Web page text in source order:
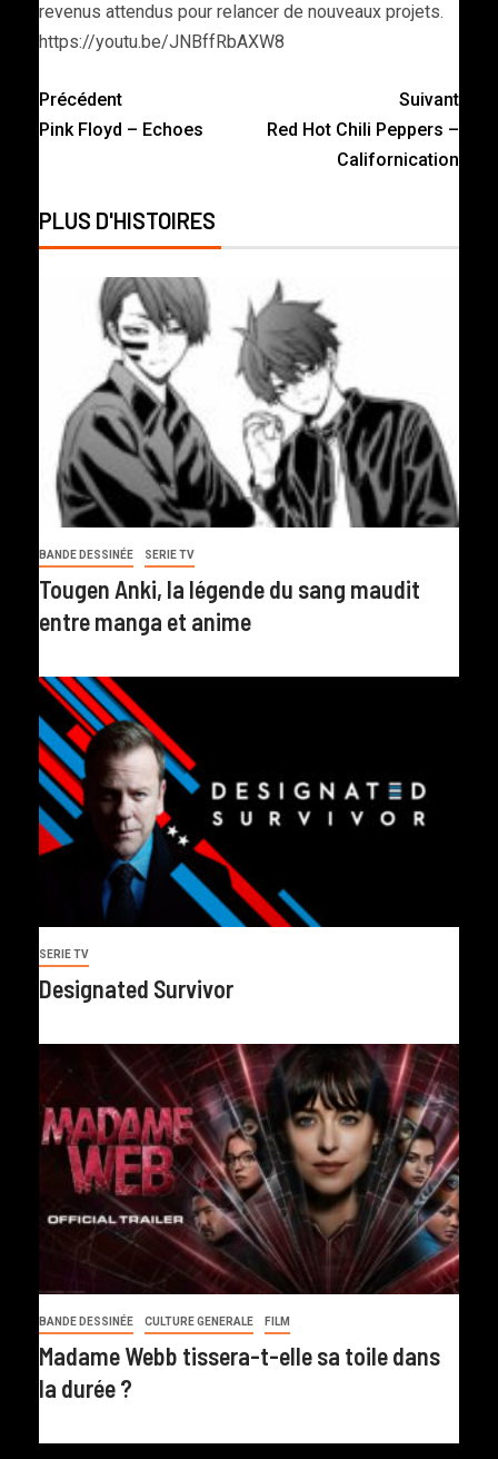
revenus attendus pour relancer de nouveaux projets.
https://youtu.be/JNBffRbAXW8
Précédent
Pink Floyd – Echoes
Suivant
Red Hot Chili Peppers –
Californication
PLUS D'HISTOIRES
BANDE DESSINÉE SERIE TV
Tougen Anki, la légende du sang maudit
entre manga et anime
SERIE TV
Designated Survivor
BANDE DESSINÉE CULTURE GENERALE FILM
Madame Webb tissera-t-elle sa toile dans
la durée ?